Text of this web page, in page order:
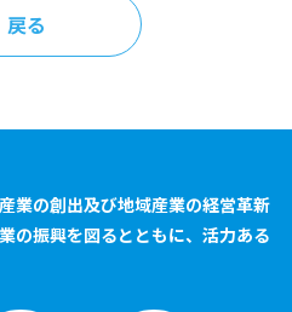
戻る
業の創出及び地域産業の経営革新
の振興を図るとともに、活力ある